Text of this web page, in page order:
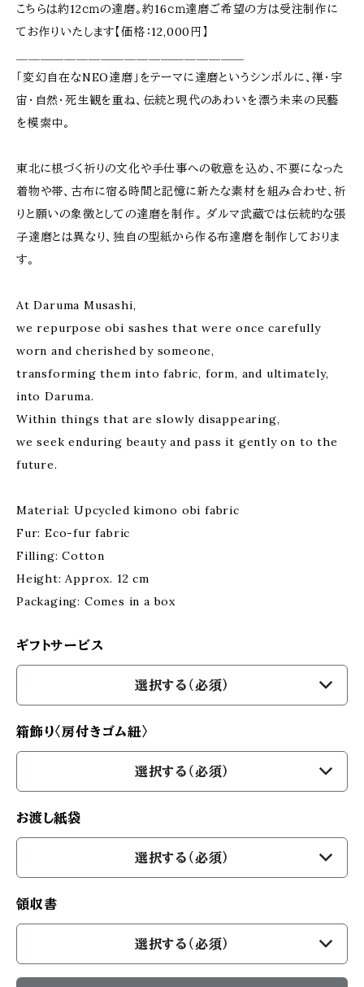
こちらは約12ｃｍの達磨。約16ｃｍ達磨ご希望の方は受注制作に
てお作りいたします【価格：12,000円】
「変幻自在なNEO達磨」をテーマに達磨というシンボルに、禅・宇
宙・自然・死生観を重ね、伝統と現代のあわいを漂う未来の民藝
を模索中。
東北に根づく祈りの文化や手仕事への敬意を込め、不要になった
着物や帯、古布に宿る時間と記憶に新たな素材を組み合わせ、祈
りと願いの象徴としての達磨を制作。 ダルマ武藏では伝統的な張
子達磨とは異なり、独自の型紙から作る布達磨を制作しておりま
す。
At Daruma Musashi,
we repurpose obi sashes that were once carefully
worn and cherished by someone,
transforming them into fabric, form, and ultimately,
into Daruma.
Within things that are slowly disappearing,
we seek enduring beauty and pass it gently on to the
future.
Material: Upcycled kimono obi fabric
Fur: Eco-fur fabric
Filling: Cotton
Height: Approx. 12 cm
Packaging: Comes in a box
ギフトサービス
選択する（必須）
箱飾り〈房付きゴム紐〉
選択する（必須）
お渡し紙袋
選択する（必須）
領収書
選択する（必須）